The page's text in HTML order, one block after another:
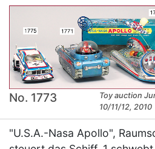
No. 1773
Toy auction
10/11/12, 2010
"U.S.A.-Nasa Apollo",